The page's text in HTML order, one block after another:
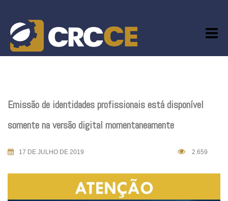
content
Emissão de identidades profissionais está disponível
somente na versão digital momentaneamente
17 DE JULHO DE 2019 2.659